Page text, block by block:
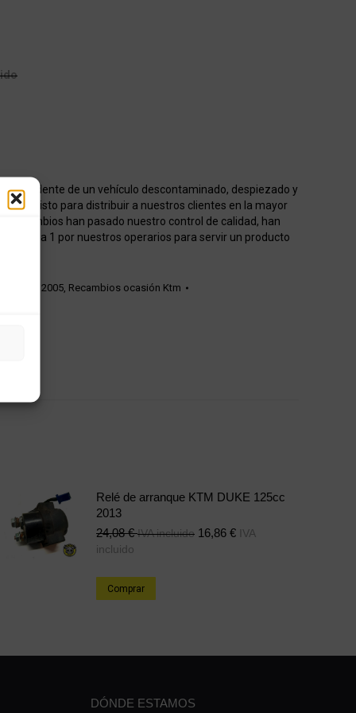
procedente de un vehículo descontaminado, despiezado y
listo para distribuir a nuestros clientes en la mayor
recambios han pasado nuestro control de calidad, han
1 a 1 por nuestros operarios para servir un producto
2005, Recambios ocasión Ktm
Relé de arranque KTM DUKE 125cc
2013
24,08€ IVA incluido 16,86 € IVA
incluido
Comprar
DÓNDE ESTAMOS